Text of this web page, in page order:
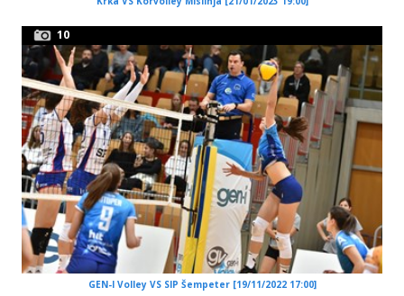
10
GEN-I Volley VS SIP Šempeter [19/11/2022 17:00]